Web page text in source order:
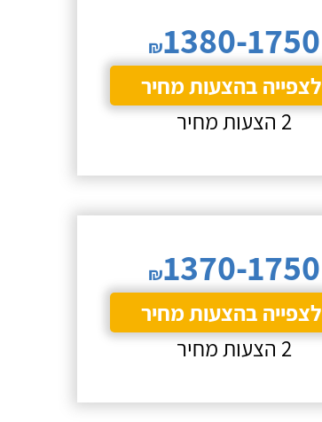
₪1380-1750
לצפייה בהצעות מחיר
2 הצעות מחיר
₪1370-1750
לצפייה בהצעות מחיר
2 הצעות מחיר